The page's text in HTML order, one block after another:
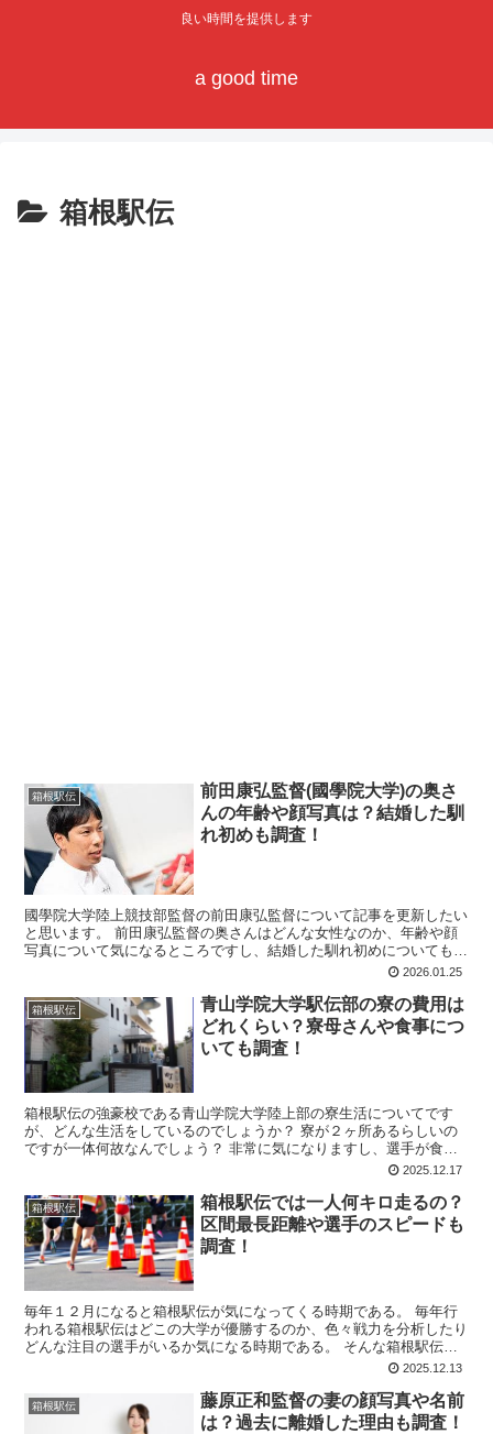
良い時間を提供します
a good time
箱根駅伝
箱根駅伝
前田康弘監督(國學院大学)の奥さ
んの年齢や顔写真は？結婚した馴
れ初めも調査！
國學院大学陸上競技部監督の前田康弘監督について記事を更新したい
と思います。 前田康弘監督の奥さんはどんな女性なのか、年齢や顔
写真について気になるところですし、結婚した馴れ初めについても気
になるところ！ 前田康弘監督の出身高校や出身大学につい...2026.01.25
箱根駅伝
青山学院大学駅伝部の寮の費用は
どれくらい？寮母さんや食事につ
いても調査！
箱根駅伝の強豪校である青山学院大学陸上部の寮生活についてです
が、どんな生活をしているのでしょうか？ 寮が２ヶ所あるらしいの
ですが一体何故なんでしょう？ 非常に気になりますし、選手が食べ
る食事はどれくらいの量を作っているのかなど、他にも寮費な...
2025.12.17
箱根駅伝
箱根駅伝では一人何キロ走るの？
区間最長距離や選手のスピードも
調査！
毎年１２月になると箱根駅伝が気になってくる時期である。 毎年行
われる箱根駅伝はどこの大学が優勝するのか、色々戦力を分析したり
どんな注目の選手がいるか気になる時期である。 そんな箱根駅伝で
すが、一人何キロ走るのか？ １区から１０区の区間で襷を...2025.12.13
箱根駅伝
藤原正和監督の妻の顔写真や名前
は？過去に離婚した理由も調査！